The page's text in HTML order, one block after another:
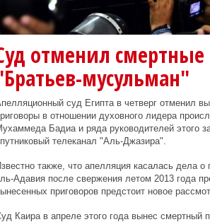
отменил
мусульман"
суд Египта в четверг отменил
в отношении духовного лидера
Бадиа и ряда руководителей этого
телеканал "Аль-Джазира".
также, что апелляция касалась дела
Адавия после свержения летом 2013 года
приговоров предстоит новое
Каира в апреле этого года вынес смертный